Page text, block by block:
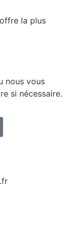
la plus
nous vous
si nécessaire.